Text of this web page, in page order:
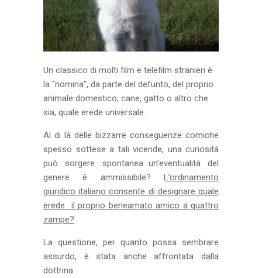
Un classico di molti film e telefilm stranieri è
la “nomina”, da parte del defunto, del proprio
animale domestico, cane, gatto o altro che
sia, quale erede universale.
Al di là delle bizzarre conseguenze comiche
spesso sottese a tali vicende, una curiosità
può sorgere spontanea…un’eventualità del
genere è ammissibile? L’ordinamento
giuridico italiano consente di designare quale
erede il proprio beneamato amico a quattro
zampe?
La questione, per quanto possa sembrare
assurdo, è stata anche affrontata dalla
dottrina.